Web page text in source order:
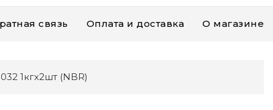
связь Оплата и доставка О магазине
1кгх2шт (NBR)